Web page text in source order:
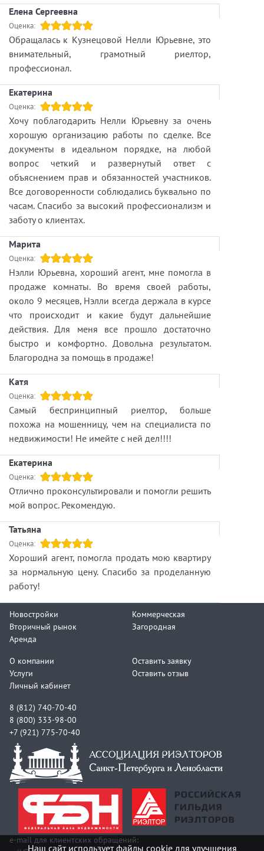
Также были выделены квартиры для
руководящего состава Балтийского
пароходства, Метростроя, Ждановского
завода. Среди очередников рабочего состава
квартиры тоже выделялись, но в основном,
Победителя Соцсоревнования.
Все эти данные могу доказать даже
публикациями в интернете.
В 1956 году Н.С. Хрущев выступил против
"архитектурных излишеств", вследствие чего
дом при строительстве лишен избыточного
декора, присущего более раннему "ампиру",
в виде барельефов, балюстрад, колонн,
пилястр..., на фасаде. Но сохранил лепнину в
квартире. Также сохранил облицовку фасада
натуральным камнем. Дом приобрел
лаконичный монументальный вид фасада
здания с улицы и уют декора и балконов со
двора.
Дом имеет железобетонные перекрытия.
Высота потолков 3,05 метра. В парадной
установлен лифт "ОТIS". Для покупателя
квартиры в этом доме важно сознавать, что
при строительстве дома использовались
качественные материалы.
Ценители сталинских домов знают, что эти
дома "на века".
Этот же дом "на века +".
https://itaka.spb.ru/vtorichnaya-
nedvizhimost/object/134777151
Кузнецова Нэлли Юрьевна
АН Итака
Елена Сергеевна
Оценка:
Обращалась к Кузнецовой Нелли Юрьевне, это
внимательный, грамотный риелтор,
профессионал.
Екатерина
Оценка:
Хочу поблагодарить Нелли Юрьевну за очень
хорошую организацию работы по сделке. Все
документы в идеальном порядке, на любой
вопрос четкий и развернутый ответ с
объяснением прав и обязанностей участников.
Все договоренности соблюдались буквально по
часам. Спасибо за высокий профессионализм и
заботу о клиентах.
Марита
Оценка:
Нэлли Юрьевна, хороший агент, мне помогла в
продаже комнаты. Во время своей работы,
около 9 месяцев, Нэлли всегда держала в курсе
что происходит и какие будут дальнейшие
действия. Для меня все прошло достаточно
быстро и комфортно. Довольна результатом.
Благородна за помощь в продаже!
Катя
Оценка:
Самый беспринципный риелтор, больше
похожа на мошенницу, чем на специалиста по
недвижимости! Не имейте с ней дел!!!!
Екатерина
Оценка:
Отлично проконсультировали и помогли решить
мой вопрос. Рекомендую.
Татьяна
Оценка:
Хороший агент, помогла продать мою квартиру
за нормальную цену. Спасибо за проделанную
работу!
Новостройки
Вторичный рынок
Аренда
Коммерческая
Загородная
О компании
Услуги
Личный кабинет
Оставить заявку
Оставить отзыв
8 (812) 740-70-40
8 (800) 333-98-00
+7 (921) 775-70-40
e-mail для клиентских обращений:
Наш сайт использует файлы cookie для улучшения